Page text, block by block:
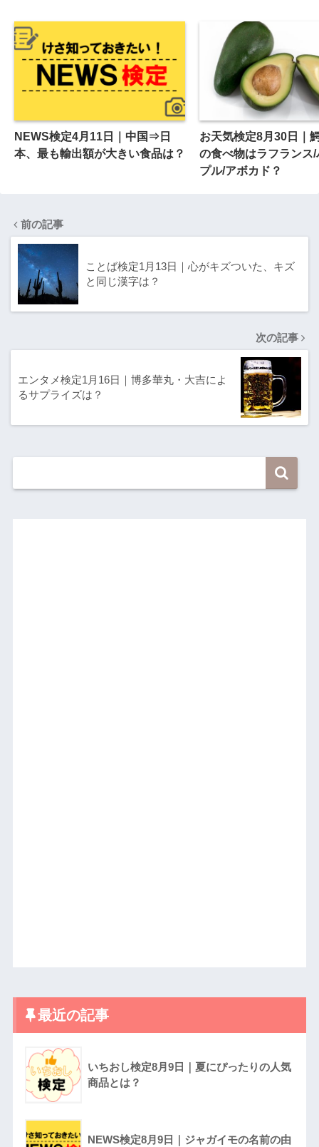
NEWS検定4月11日｜中国⇒日
本、最も輸出額が大きい食品は？
お天気検定8月30日｜
の食べ物はラフランス
プル/アボカド？
前の記事
ことば検定1月13日｜心がキズついた、キズ
と同じ漢字は？
次の記事
エンタメ検定1月16日｜博多華丸・大吉によ
るサプライズは？
最近の記事
いちおし検定8月9日｜夏にぴったりの人気
商品とは？
NEWS検定8月9日｜ジャガイモの名前の由